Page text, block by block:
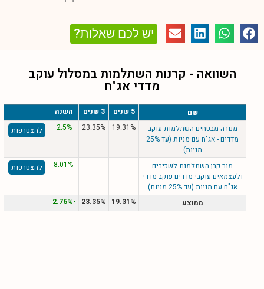
יש לכם שאלות?
השוואה - קרנות השתלמות במסלול עוקב
מדדי אג"ח
שם 5 שנים 3 שנים
השנה
מנורה מבטחים השתלמות עוקב
מדדים - אג"ח עם מניות (עד 25%
מניות)
19.31%
23.35%
2.5% להצטרפות
מור קרן השתלמות לשכירים
ולעצמאים עוקבי מדדים עוקב מדדי
אג"ח עם מניות (עד 25% מניות)
-8.01% להצטרפות
ממוצע 19.31%
23.35%
-2.76%